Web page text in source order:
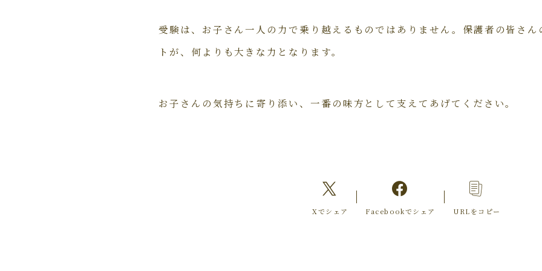
受験は、お子さん一人の力で乗り越えるものではありません。保護者の皆さん
トが、何よりも大きな力となります。
お子さんの気持ちに寄り添い、一番の味方として支えてあげてください。
Xでシェア Facebookでシェア URLをコピー